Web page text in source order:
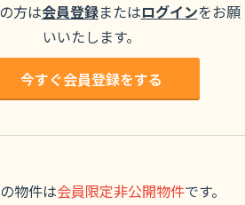
方は会員登録またはログインをお願
いいたします。
今すぐ会員登録をする
物件は会員限定非公開物件です。